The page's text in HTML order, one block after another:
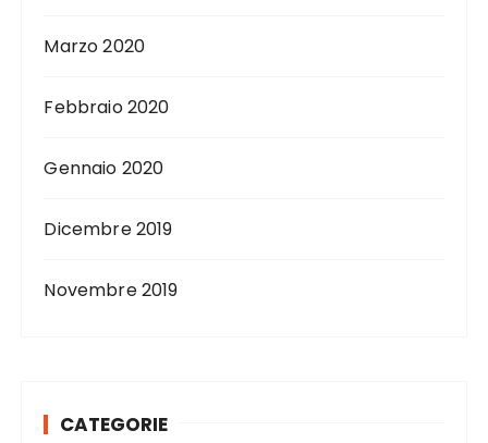
Marzo 2020
Febbraio 2020
Gennaio 2020
Dicembre 2019
Novembre 2019
CATEGORIE